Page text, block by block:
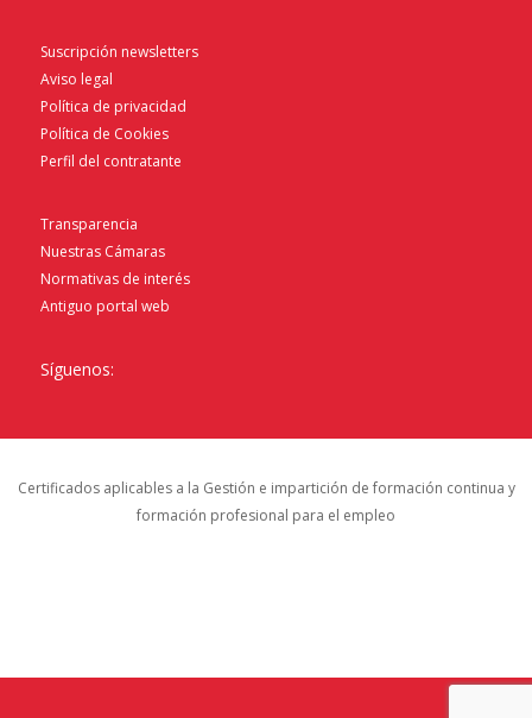
Suscripción newsletters
Aviso legal
Política de privacidad
Política de Cookies
Perfil del contratante
Transparencia
Nuestras Cámaras
Normativas de interés
Antiguo portal web
Síguenos:
Certificados aplicables a la Gestión e impartición de formación continua y
formación profesional para el empleo